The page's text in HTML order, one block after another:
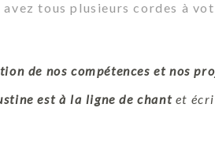
tous plusieurs cordes à
de nos compétences et nos
est à la ligne de chantet